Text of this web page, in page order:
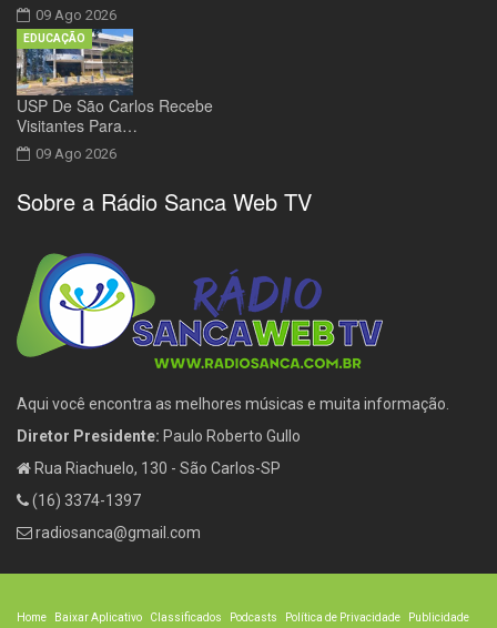
09 Ago 2026
USP De São Carlos Recebe
Visitantes Para…
09 Ago 2026
EDUCAÇÃO
Sobre a Rádio Sanca Web TV
Aqui você encontra as melhores músicas e muita informação.
Diretor Presidente: Paulo Roberto Gullo
Rua Riachuelo, 130 - São Carlos-SP
(16) 3374-1397
radiosanca@gmail.com
Home Baixar Aplicativo Classificados Podcasts Política de Privacidade Publicidade